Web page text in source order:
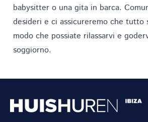
babysitter o una gita in barca.
desideri e ci assicureremo che tutto
modo che possiate rilassarvi e
soggiorno.